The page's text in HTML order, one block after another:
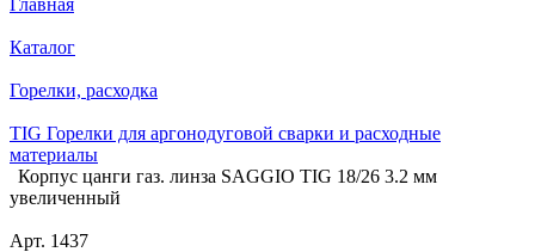
Главная
Каталог
Горелки, расходка
TIG Горелки для аргонодуговой сварки и расходные
материалы
Корпус цанги газ. линза SAGGIO TIG 18/26 3.2 мм
увеличенный
Арт. 1437